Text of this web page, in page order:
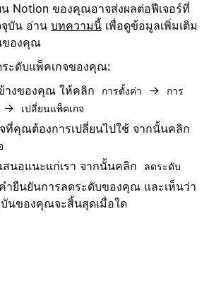
Notion ของคุณอาจส่งผลต่อฟีเจอร์ที่
บัน อ่าน บทความนี้ เพื่อดูข้อมูลเพิ่มเติม
ของคุณ
ะดับแพ็คเกจของคุณ:
างของคุณ ให้คลิก
การตั้งค่า →
การ
→ เปลี่ยนแพ็คเกจ
ที่คุณต้องการเปลี่ยนไปใช้ จากนั้นคลิก
นอแนะแก่เรา จากนั้นคลิก ลดระดับ
ำยืนยันการลดระดับของคุณ และเห็นว่า
บันของคุณจะสิ้นสุดเมื่อใด